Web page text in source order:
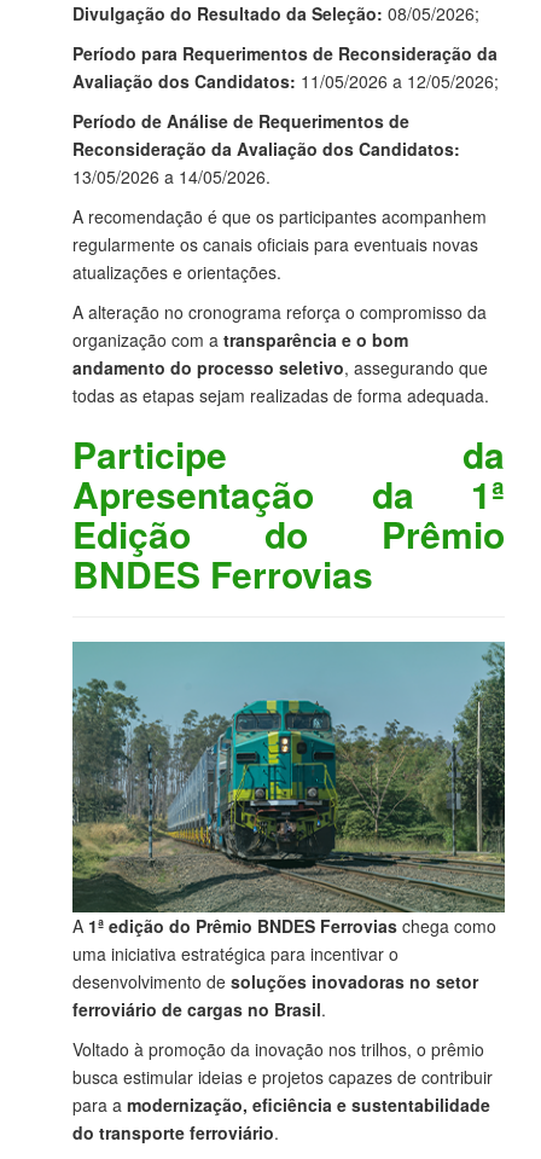
Divulgação do Resultado da Seleção: 08/05/2026;
Período para Requerimentos de Reconsideração da
Avaliação dos Candidatos: 11/05/2026 a 12/05/2026;
Período de Análise de Requerimentos de
Reconsideração da Avaliação dos Candidatos:
13/05/2026 a 14/05/2026.
A recomendação é que os participantes acompanhem
regularmente os canais oficiais para eventuais novas
atualizações e orientações.
A alteração no cronograma reforça o compromisso da
organização com a transparência e o bom
andamento do processo seletivo, assegurando que
todas as etapas sejam realizadas de forma adequada.
Participe da
Apresentação da 1ª
Edição do Prêmio
BNDES Ferrovias
A 1ª edição do Prêmio BNDES Ferrovias chega como
uma iniciativa estratégica para incentivar o
desenvolvimento de soluções inovadoras no setor
ferroviário de cargas no Brasil.
Voltado à promoção da inovação nos trilhos, o prêmio
busca estimular ideias e projetos capazes de contribuir
para a modernização, eficiência e sustentabilidade
do transporte ferroviário.